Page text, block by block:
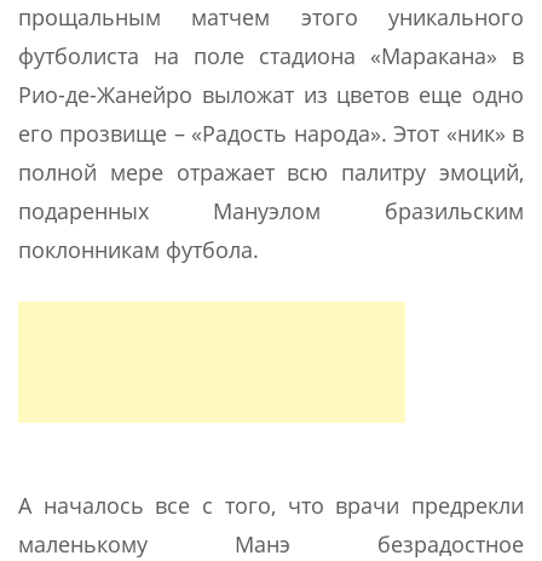
прощальным матчем этого уникального
футболиста на поле стадиона «Маракана» в
Рио-де-Жанейро выложат из цветов еще одно
его прозвище – «Радость народа». Этот «ник» в
полной мере отражает всю палитру эмоций,
подаренных Мануэлом бразильским
поклонникам футбола.
А началось все с того, что врачи предрекли
маленькому Манэ безрадостное